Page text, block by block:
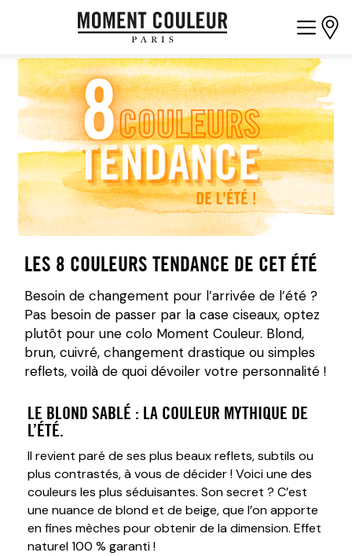
LES 8 COULEURS TENDANCE DE CET ÉTÉ
Besoin de changement pour l’arrivée de l’été ?
Pas besoin de passer par la case ciseaux, optez
plutôt pour une colo Moment Couleur. Blond,
brun, cuivré, changement drastique ou simples
reflets, voilà de quoi dévoiler votre personnalité !
LE BLOND SABLÉ : LA COULEUR MYTHIQUE DE
L’ÉTÉ.
Il revient paré de ses plus beaux reflets, subtils ou
plus contrastés, à vous de décider ! Voici une des
couleurs les plus séduisantes. Son secret ? C’est
une nuance de blond et de beige, que l’on apporte
en fines mèches pour obtenir de la dimension. Effet
naturel 100 % garanti !